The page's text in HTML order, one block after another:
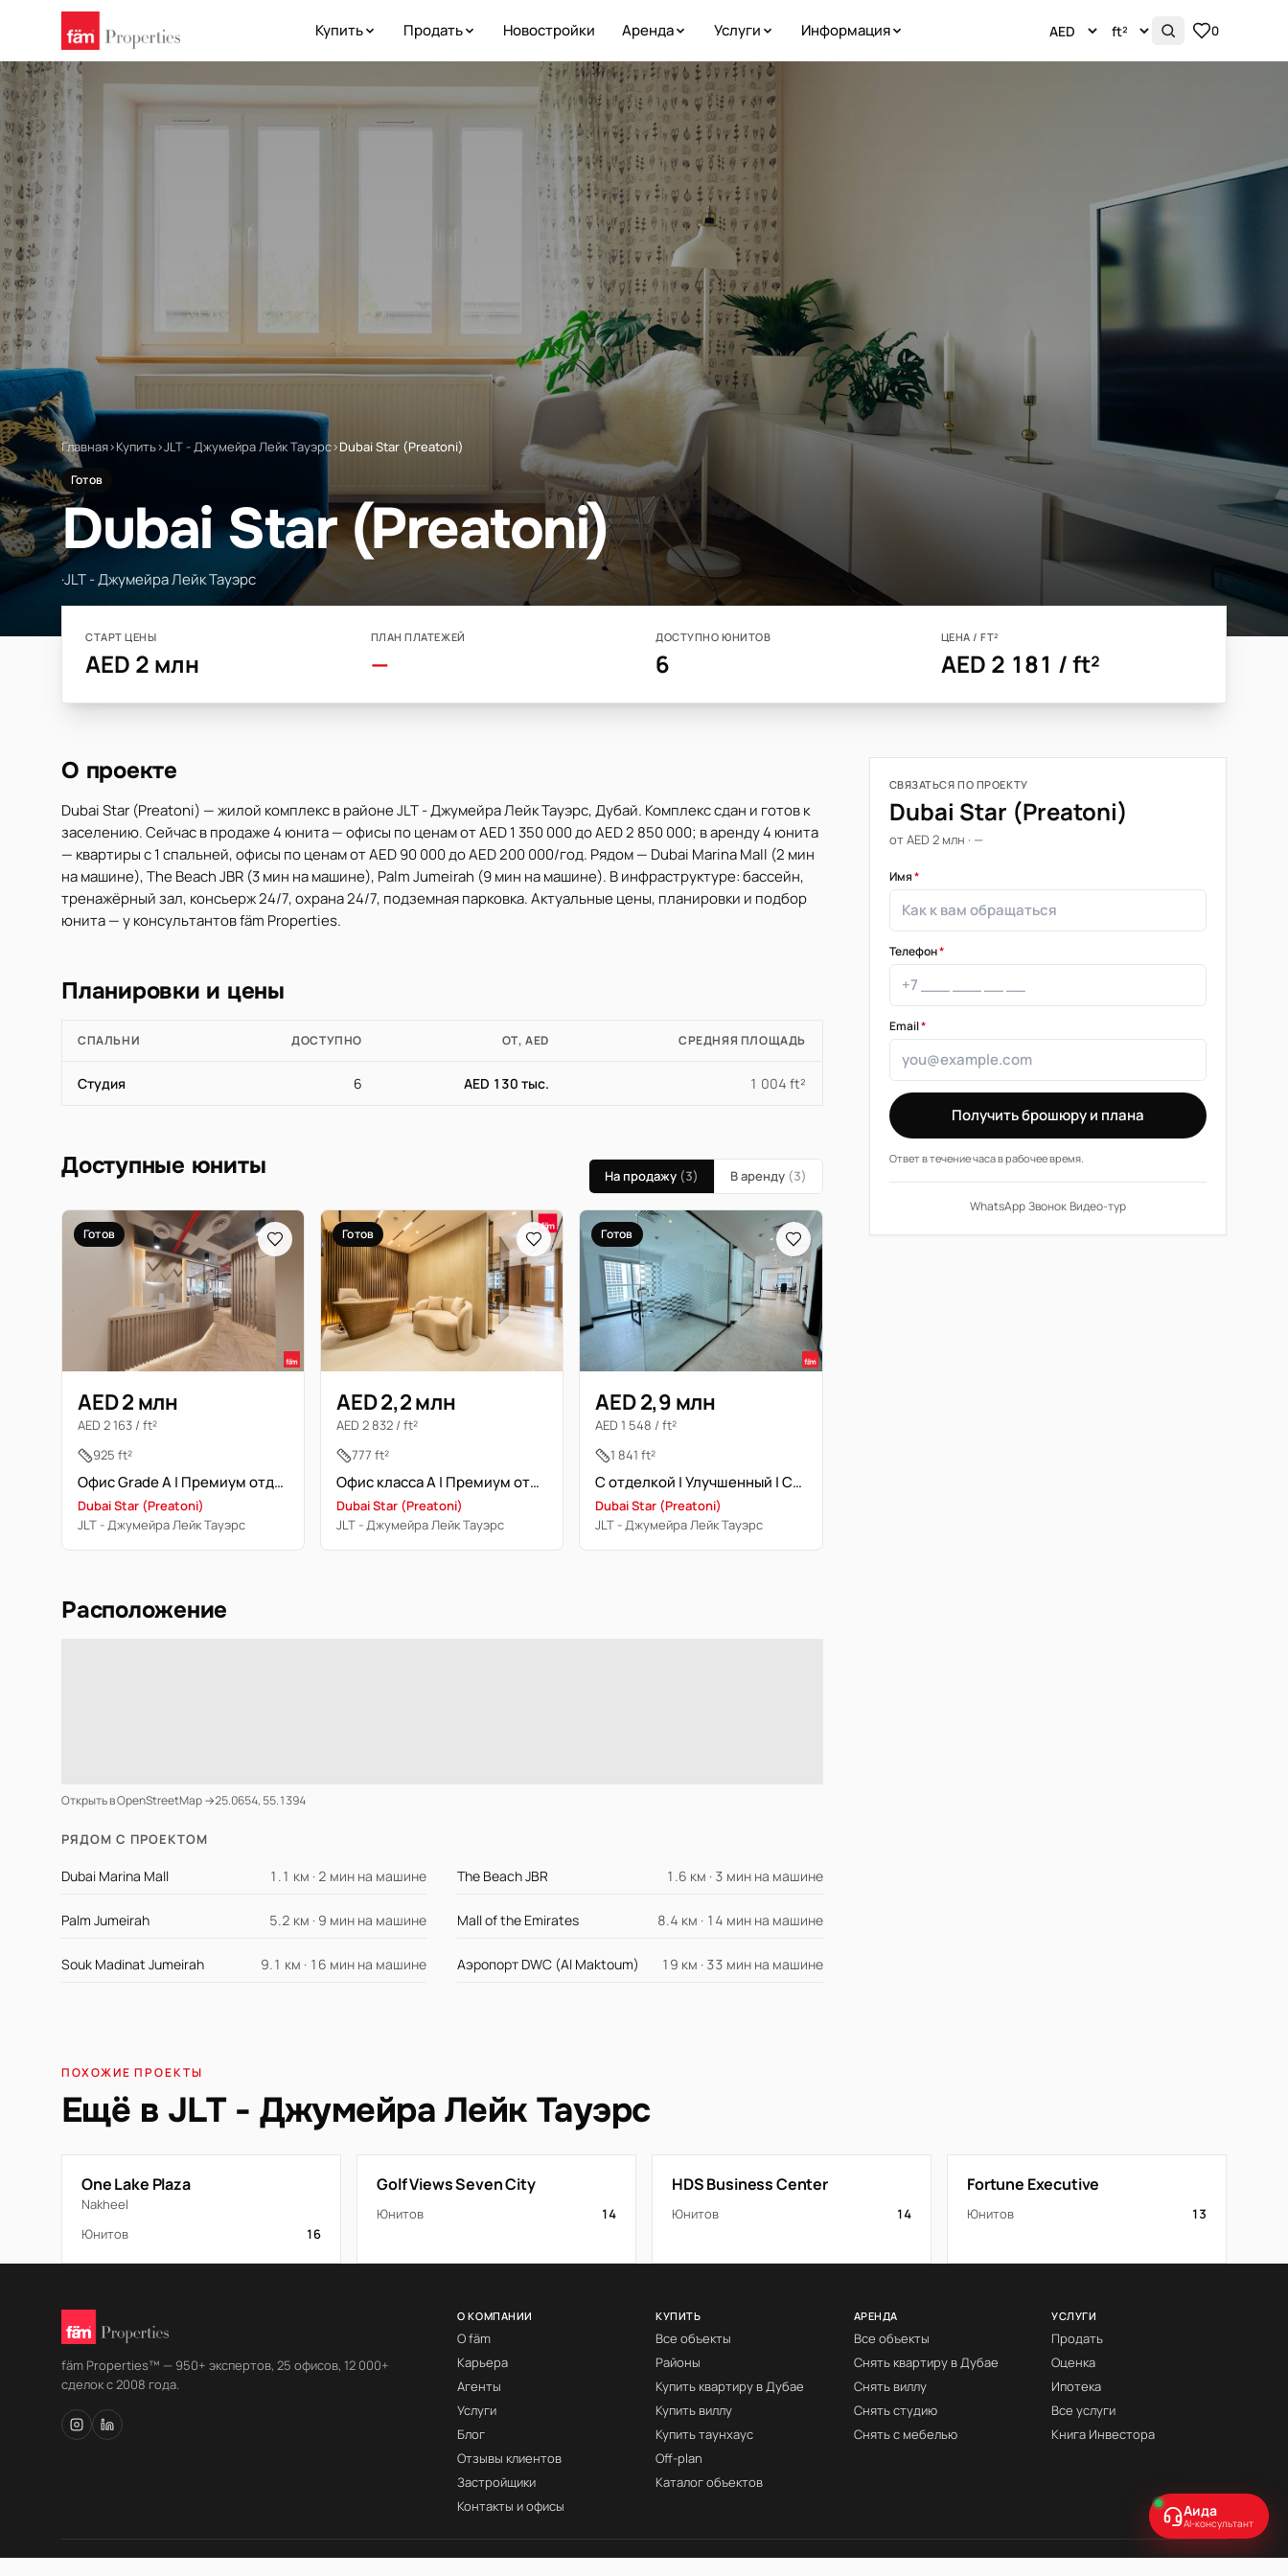
Купить Продать Новостройки Аренда Услуги Информация 0
Главная›Купить›JLT - Джумейра Лейк Тауэрс›Dubai Star (Preatoni)
Готов
Dubai Star (Preatoni)
·JLT - Джумейра Лейк Тауэрс
СТАРТ ЦЕНЫ
AED 2 млн
ПЛАН ПЛАТЕЖЕЙ
—
ДОСТУПНО ЮНИТОВ
6
ЦЕНА / FT²
AED 2 181 / ft²
О проекте
Dubai Star (Preatoni) — жилой комплекс в районе JLT - Джумейра Лейк Тауэрс, Дубай. Комплекс сдан и готов к
заселению. Сейчас в продаже 4 юнита — офисы по ценам от AED 1 350 000 до AED 2 850 000; в аренду 4 юнита
— квартиры с 1 спальней, офисы по ценам от AED 90 000 до AED 200 000/год. Рядом — Dubai Marina Mall (2 мин
на машине), The Beach JBR (3 мин на машине), Palm Jumeirah (9 мин на машине). В инфраструктуре: бассейн,
тренажёрный зал, консьерж 24/7, охрана 24/7, подземная парковка. Актуальные цены, планировки и подбор
юнита — у консультантов fäm Properties.
Планировки и цены
СПАЛЬНИ ДОСТУПНО ОТ, AED СРЕДНЯЯ ПЛОЩАДЬ
Студия 6 AED 130 тыс. 1 004 ft²
Доступные юниты На продажу (3) В аренду (3)
Готов
AED 2 млн
AED 2 163 / ft²
925 ft²
Офис Grade A | Премиум отделка | DMCC
Dubai Star (Preatoni)
JLT - Джумейра Лейк Тауэрс
Готов
AED 2,2 млн
AED 2 832 / ft²
777 ft²
Офис класса A | Премиум отделка
Dubai Star (Preatoni)
JLT - Джумейра Лейк Тауэрс
Готов
AED 2,9 млн
AED 1 548 / ft²
1 841 ft²
С отделкой | Улучшенный | Средний этаж | Вид на озеро | Свободна
Dubai Star (Preatoni)
JLT - Джумейра Лейк Тауэрс
Расположение
Открыть в OpenStreetMap →25.0654, 55.1394
РЯДОМ С ПРОЕКТОМ
Dubai Marina Mall 1.1 км · 2 мин на машине The Beach JBR 1.6 км · 3 мин на машине
Palm Jumeirah 5.2 км · 9 мин на машине Mall of the Emirates 8.4 км · 14 мин на машине
Souk Madinat Jumeirah 9.1 км · 16 мин на машине Аэропорт DWC (Al Maktoum) 19 км · 33 мин на машине
СВЯЗАТЬСЯ ПО ПРОЕКТУ
Dubai Star (Preatoni)
от AED 2 млн · —
Имя*
Телефон*
Email*
Получить брошюру и плана
Ответ в течение часа в рабочее время.
WhatsApp·Звонок·Видео-тур
ПОХОЖИЕ ПРОЕКТЫ
Ещё в JLT - Джумейра Лейк Тауэрс
One Lake Plaza
Nakheel
Юнитов
16
Golf Views Seven City
Юнитов 14
HDS Business Center
Юнитов 14
Fortune Executive
Юнитов 13
Аида
AI-консультант
fäm Properties™ — 950+ экспертов, 25 офисов, 12 000+
сделок с 2008 года.
О КОМПАНИИ
О fäm
Карьера
Агенты
Услуги
Блог
Отзывы клиентов
Застройщики
Контакты и офисы
КУПИТЬ
Все объекты
Районы
Купить квартиру в Дубае
Купить виллу
Купить таунхаус
Off-plan
Каталог объектов
АРЕНДА
Все объекты
Снять квартиру в Дубае
Снять виллу
Снять студию
Снять с мебелью
УСЛУГИ
Продать
Оценка
Ипотека
Все услуги
Книга Инвестора